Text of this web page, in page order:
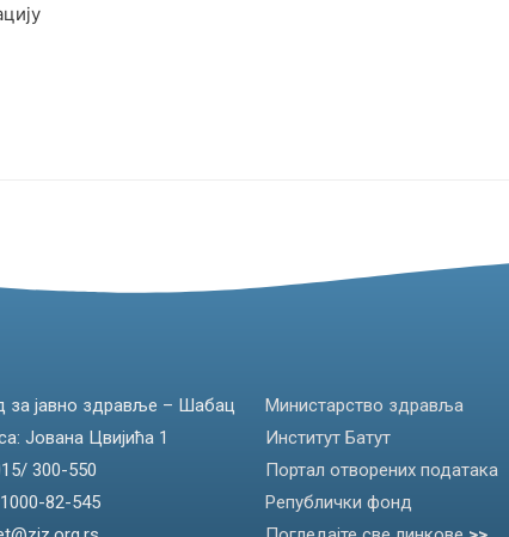
за јавно здравље – Шабац
Јована Цвијића 1
300-550
82-545
Министарство здравља
Институт Батут
Портал отворених података
Републички фонд